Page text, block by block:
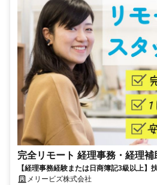
完全リモート 経理事務・経理補
【経理事務経験または日商簿記3級以上】
完全在宅で育児・介護中の方も大歓迎♪
メリービズ株式会社